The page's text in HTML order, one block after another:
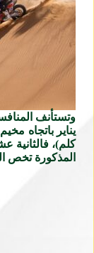
المذكورة تخص